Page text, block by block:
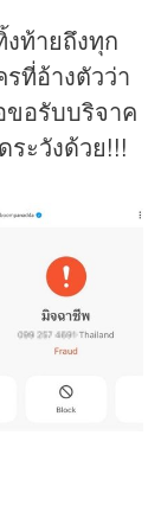
ท้ายถึงทุก
ที่อ้างตัวว่า
ขอรับบริจาค
ระวังด้วย!!!